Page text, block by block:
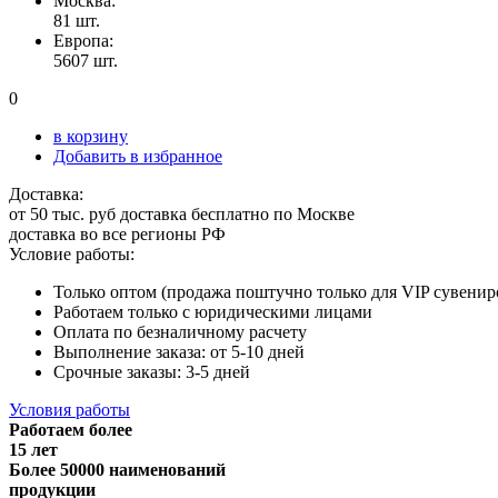
81 шт.
Европа:
5607 шт.
0
в корзину
Добавить в избранное
Доставка:
от 50 тыс. руб доставка бесплатно по Москве
доставка во все регионы РФ
Условие работы:
Только оптом (продажа поштучно только для VIP
Работаем только с юридическими лицами
Оплата по безналичному расчету
Выполнение заказа: от 5-10 дней
Срочные заказы: 3-5 дней
Условия работы
Работаем более
15 лет
Более 50000 наименований
продукции